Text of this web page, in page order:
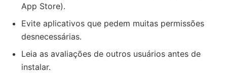
App Store).
Evite aplicativos que pedem muitas permissões
desnecessárias.
Leia as avaliações de outros usuários antes de
instalar.